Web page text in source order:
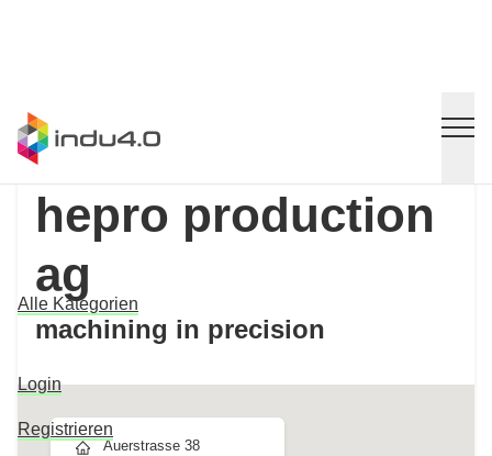
Alle Kategorien
Login
Registrieren
hepro production
ag
machining in precision
Auerstrasse 38